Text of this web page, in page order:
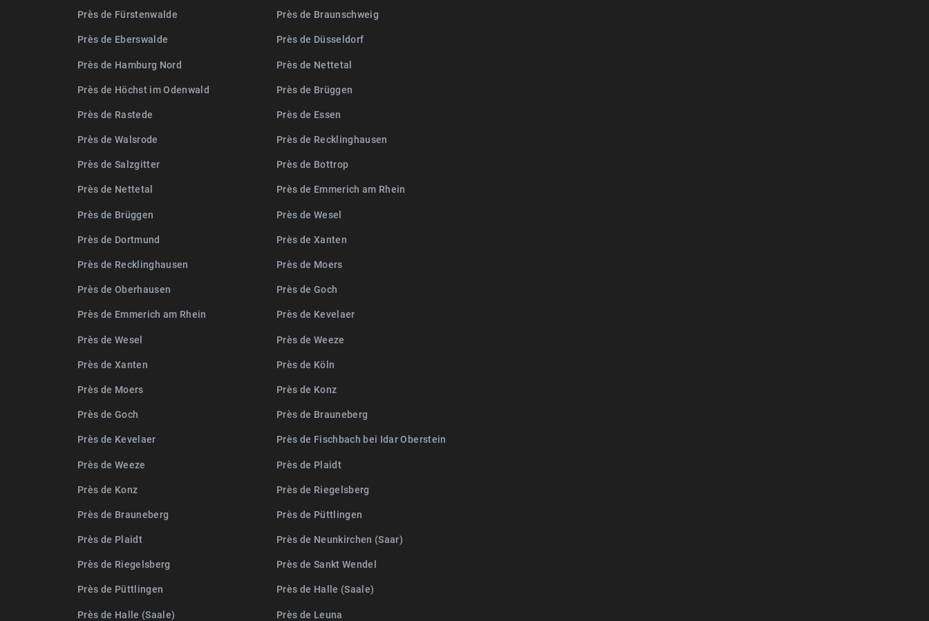
Près de Fürstenwalde
Près de Eberswalde
Près de Hamburg Nord
Près de Höchst im Odenwald
Près de Rastede
Près de Walsrode
Près de Salzgitter
Près de Nettetal
Près de Brüggen
Près de Dortmund
Près de Recklinghausen
Près de Oberhausen
Près de Emmerich am Rhein
Près de Wesel
Près de Xanten
Près de Moers
Près de Goch
Près de Kevelaer
Près de Weeze
Près de Konz
Près de Brauneberg
Près de Plaidt
Près de Riegelsberg
Près de Püttlingen
Près de Halle (Saale)
Près de Braunschweig
Près de Düsseldorf
Près de Nettetal
Près de Brüggen
Près de Essen
Près de Recklinghausen
Près de Bottrop
Près de Emmerich am Rhein
Près de Wesel
Près de Xanten
Près de Moers
Près de Goch
Près de Kevelaer
Près de Weeze
Près de Köln
Près de Konz
Près de Brauneberg
Près de Fischbach bei Idar Oberstein
Près de Plaidt
Près de Riegelsberg
Près de Püttlingen
Près de Neunkirchen (Saar)
Près de Sankt Wendel
Près de Halle (Saale)
Près de Leuna